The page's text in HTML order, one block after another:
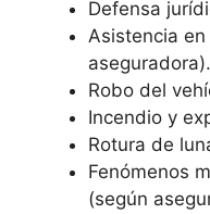
Defensa
Asistencia
aseguradora).
Robo del
Incendio y
Rotura de
Fenómenos
(según